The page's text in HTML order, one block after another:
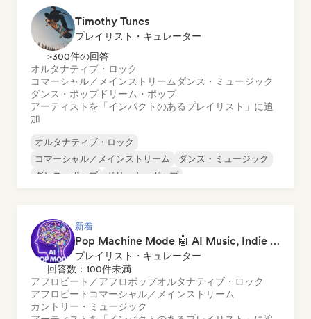
Timothy Tunes
プレイリスト・キュレーター
>300件の回答
オルタナティブ・ロック
コマーシャル／メインストリーム ダンス・ミュージック
ダンス・ポップドリーム・ポップ
アーティストを「インパクトのあるプレイリスト」に追
加
オルタナティブ・ロック
コマーシャル／メインストリーム
ダンス・ミュージック
ダンス・ポップ
ドリーム・ポップ
新着
Pop Machine Mode 🤖 AI Music, Indie Pop & Dream Pop
プレイリスト・キュレーター
回答数：100件未満
アフロビート／アフロポップオルタナティブ・ロック
アフロビート コマーシャル／メインストリーム
カントリー・ミュージック